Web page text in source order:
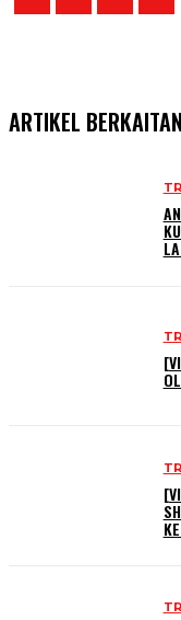
ARTIKEL BERKAITAN